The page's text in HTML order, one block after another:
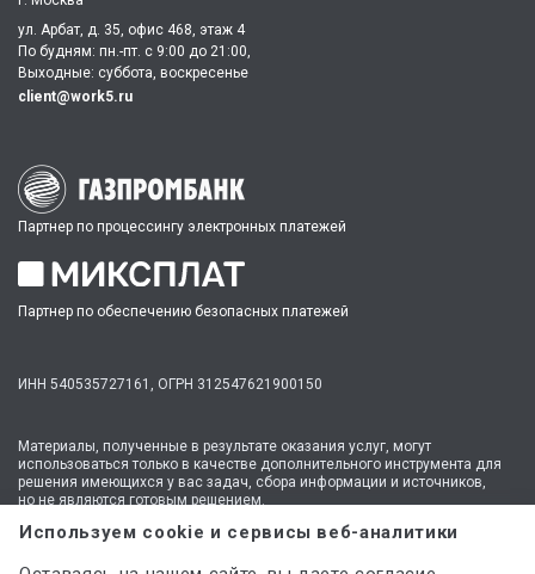
Партнер по процессингу электронных платежей
Партнер по обеспечению безопасных платежей
ИНН 540535727161, ОГРН 312547621900150
ул. Арбат, д. 35, офис 468, этаж 4
По будням: пн.-пт. c 9:00 до 21:00,
Выходные: суббота, воскресенье
client@work5.ru
Материалы, полученные в результате оказания услуг, могут
использоваться только в качестве дополнительного инструмента для
решения имеющихся у вас задач, сбора информации и источников,
но не являются готовым решением.
* №1 на рынке консультационных услуг для студентов по количеству
стационарных офисов-филиалов в 14 городах России (от Иркутска до
Используем cookie и сервисы веб-аналитики